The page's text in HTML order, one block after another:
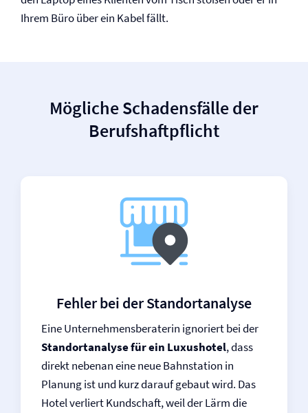
Ihrem Büro über ein Kabel fällt.
Mögliche Schadensfälle der
Berufs­haftpflicht
Fehler bei der Standortanalyse
Eine Unternehmensberaterin ignoriert bei der
Standortanalyse für ein Luxushotel, dass
direkt nebenan eine neue Bahnstation in
Planung ist und kurz darauf gebaut wird. Das
Hotel verliert Kundschaft, weil der Lärm die